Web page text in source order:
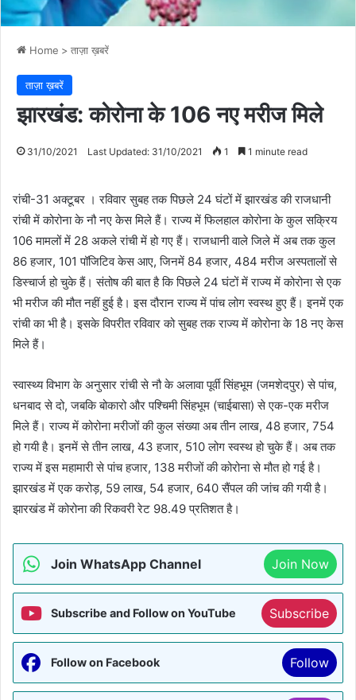
Home > ताज़ा ख़बरें
ताज़ा ख़बरें
झारखंड: कोरोना के 106 नए मरीज मिले
31/10/2021 Last Updated: 31/10/2021 1 1 minute read
रांची-31 अक्टूबर । रविवार सुबह तक पिछले 24 घंटों में झारखंड की राजधानी
रांची में कोरोना के नौ नए केस मिले हैं। राज्य में फिलहाल कोरोना के कुल सक्रिय
106 मामलों में 28 अकले रांची में हो गए हैं। राजधानी वाले जिले में अब तक कुल
86 हजार, 101 पॉजिटिव केस आए, जिनमें 84 हजार, 484 मरीज अस्पतालों से
डिस्चार्ज हो चुके हैं। संतोष की बात है कि पिछले 24 घंटों में राज्य में कोरोना से एक
भी मरीज की मौत नहीं हुई है। इस दौरान राज्य में पांच लोग स्वस्थ हुए हैं। इनमें एक
रांची का भी है। इसके विपरीत रविवार को सुबह तक राज्य में कोरोना के 18 नए केस
मिले हैं।
स्वास्थ्य विभाग के अनुसार रांची से नौ के अलावा पूर्वी सिंहभूम (जमशेदपुर) से पांच,
धनबाद से दो, जबकि बोकारो और पश्चिमी सिंहभूम (चाईबासा) से एक-एक मरीज
मिले हैं। राज्य में कोरोना मरीजों की कुल संख्या अब तीन लाख, 48 हजार, 754
हो गयी है। इनमें से तीन लाख, 43 हजार, 510 लोग स्वस्थ हो चुके हैं। अब तक
राज्य में इस महामारी से पांच हजार, 138 मरीजों की कोरोना से मौत हो गई है।
झारखंड में एक करोड़, 59 लाख, 54 हजार, 640 सैंपल की जांच की गयी है।
झारखंड में कोरोना की रिकवरी रेट 98.49 प्रतिशत है।
Join WhatsApp Channel Join Now
Subscribe and Follow on YouTube Subscribe
Follow on Facebook Follow